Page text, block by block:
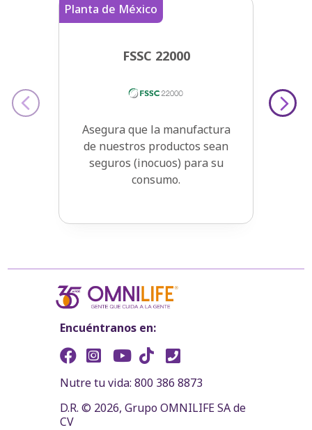
Planta de México
FSSC 22000
Asegura que la manufactura
de nuestros productos sean
seguros (inocuos) para su
consumo.
‹ ›
Encuéntranos en:
Nutre tu vida: 800 386 8873
D.R. © 2026, Grupo OMNILIFE SA de
CV